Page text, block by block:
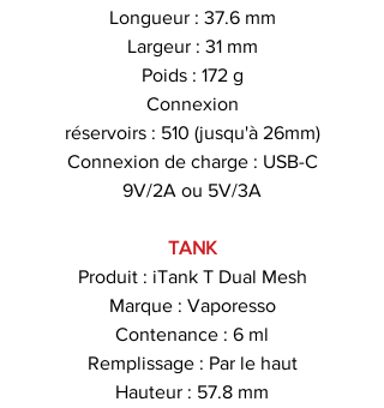
Longueur : 37.6 mm
Largeur : 31 mm
Poids : 172 g
Connexion
réservoirs : 510 (jusqu'à 26mm)
Connexion de charge : USB-C
9V/2A ou 5V/3A
TANK
Produit : iTank T Dual Mesh
Marque : Vaporesso
Contenance : 6 ml
Remplissage : Par le haut
Hauteur : 57.8 mm